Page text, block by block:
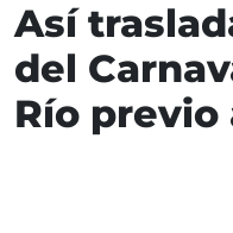
Así
del
Río previo